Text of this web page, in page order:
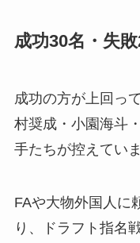
成功30名・失
成功の方が上回っ
村奨成・小園海斗
手たちが控えてい
FAや大物外国人に
り、ドラフト指名